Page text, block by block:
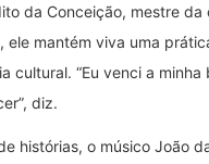
da Conceição, mestre da
ele mantém viva uma
cultural. “Eu venci a minha
diz.
histórias, o músico João